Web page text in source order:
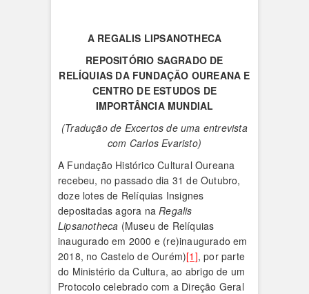
A REGALIS LIPSANOTHECA
REPOSITÓRIO SAGRADO DE
RELÍQUIAS DA FUNDAÇÃO OUREANA E
CENTRO DE ESTUDOS DE
IMPORTÂNCIA MUNDIAL
(Tradução de Excertos de uma entrevista
com Carlos Evaristo)
A Fundação Histórico Cultural Oureana
recebeu, no passado dia 31 de Outubro,
doze lotes de Relíquias Insignes
depositadas agora naRegalis
Lipsanotheca (Museu de Relíquias
inaugurado em 2000 e (re)inaugurado em
2018, no Castelo de Ourém)[1], por parte
do Ministério da Cultura, ao abrigo de um
Protocolo celebrado com a Direção Geral